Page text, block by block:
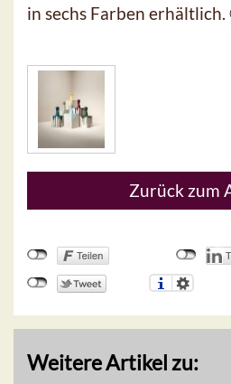
in sechs Farben
Zurück zum
Weitere Artikel zu: